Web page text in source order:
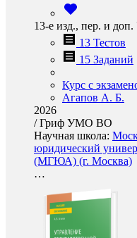
13-е изд., пер. и
13 Тестов
15 Заданий
Курс с
Агапов А. Б.
2026
/Гриф УМО ВО
Научная школа:
юридический
(МГЮА) (г. Москва)
…